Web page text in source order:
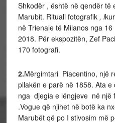
Shkodër , është në qendër të
Marubit. Rituali fotografik, i
në Trienale të Milanos nga
2018. Për ekspozitën, Zef
170 fotografi.
2.Mërgimtari Piacentino, një
pllakën e parë në 1858. Ata e
nga djegia e lëngjeve në një
.Vogue që njihet në botë ka
Marubët që po I stivosim më